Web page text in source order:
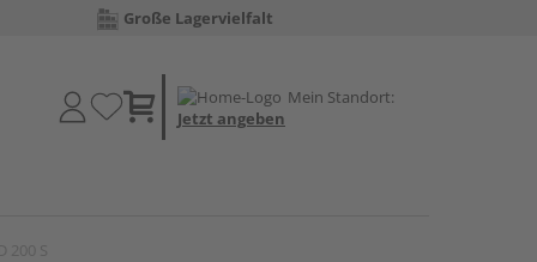
Große Lagervielfalt
Mein Standort:
Jetzt angeben